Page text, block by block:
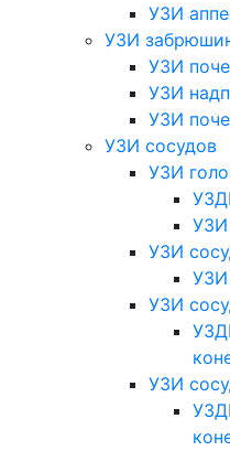
УЗИ
УЗИ
УЗИ
УЗИ
УЗИ
УЗИ сосудов
УЗИ
УЗИ
УЗИ
УЗИ
УЗИ
УЗИ